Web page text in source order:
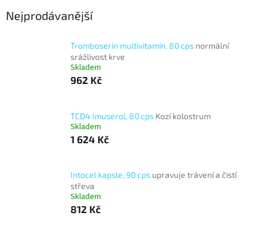
Nejprodávanější
Tromboserin multivitamín, 80 cps normální
srážlivost krve
Skladem
962 Kč
TCD4 Imuserol, 80 cps Kozí kolostrum
Skladem
1 624 Kč
Intocel kapsle, 90 cps upravuje trávení a čistí
střeva
Skladem
812 Kč